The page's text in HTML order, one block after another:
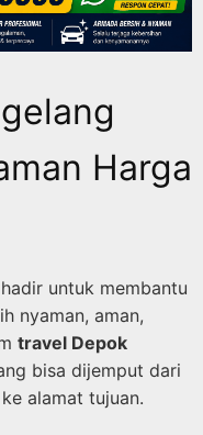
Harga
hadir untuk membantu
nyaman, aman,
travel Depok
bisa dijemput dari
alamat tujuan.